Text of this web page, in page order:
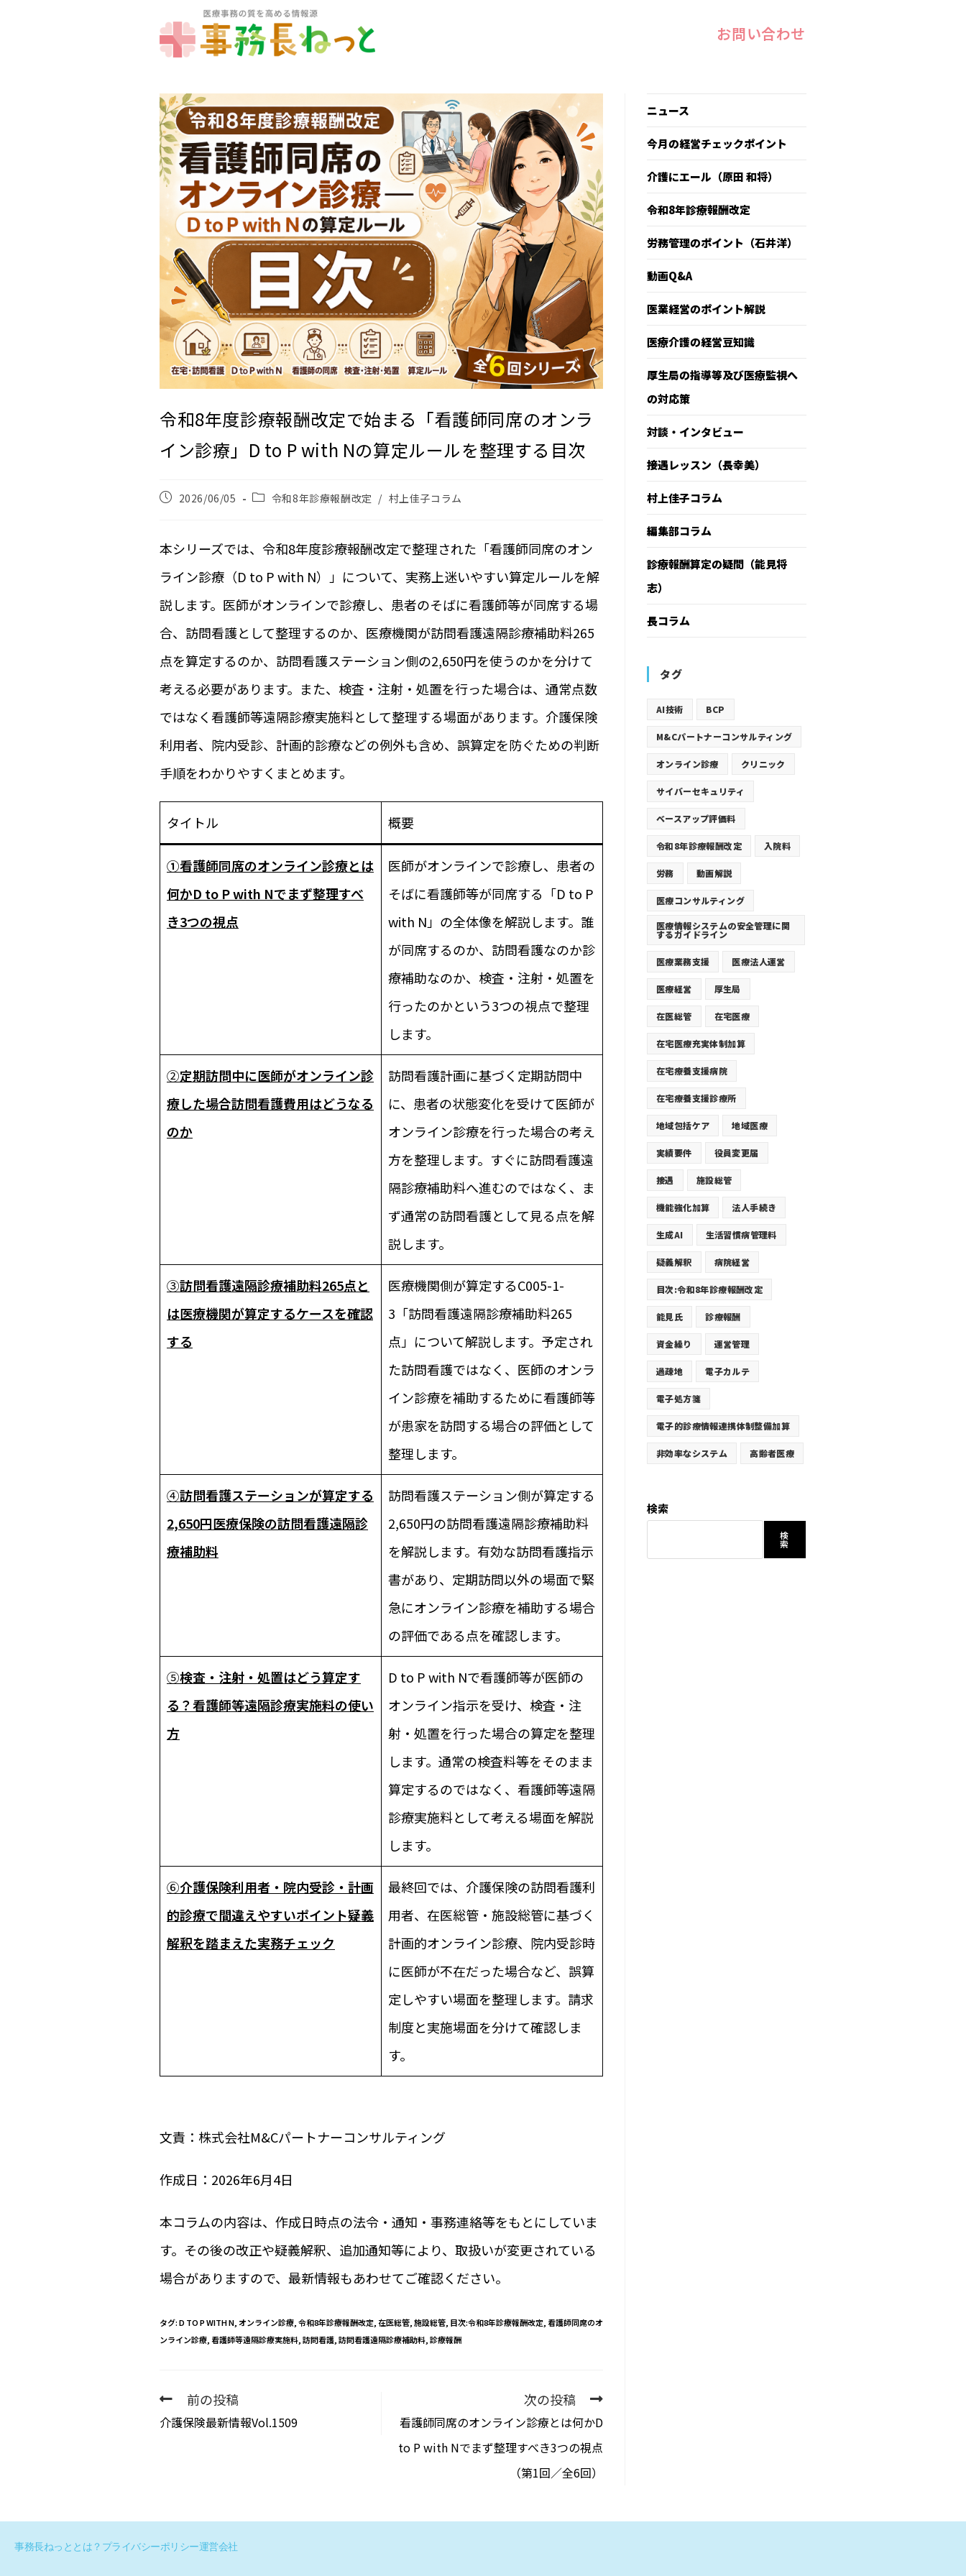
お問い合わせ
令和8年度診療報酬改定で始まる「看護師同席のオンラ
イン診療」――D to P with Nの算定ルールを整理する――目次
2026/06/05 令和8年診療報酬改定 / 村上佳子コラム
本シリーズでは、令和8年度診療報酬改定で整理された「看護師同席のオン
ライン診療（D to P with N）」について、実務上迷いやすい算定ルールを解
説します。医師がオンラインで診療し、患者のそばに看護師等が同席する場
合、訪問看護として整理するのか、医療機関が訪問看護遠隔診療補助料265
点を算定するのか、訪問看護ステーション側の2,650円を使うのかを分けて
考える必要があります。また、検査・注射・処置を行った場合は、通常点数
ではなく看護師等遠隔診療実施料として整理する場面があります。介護保険
利用者、院内受診、計画的診療などの例外も含め、誤算定を防ぐための判断
手順をわかりやすくまとめます。
タイトル 概要
①看護師同席のオンライン診療とは
何か――D to P with Nでまず整理すべ
き3つの視点
医師がオンラインで診療し、患者の
そばに看護師等が同席する「D to P
with N」の全体像を解説します。誰
が同席するのか、訪問看護なのか診
療補助なのか、検査・注射・処置を
行ったのかという3つの視点で整理
します。
②定期訪問中に医師がオンライン診
療した場合――訪問看護費用はどうなる
のか
訪問看護計画に基づく定期訪問中
に、患者の状態変化を受けて医師が
オンライン診療を行った場合の考え
方を整理します。すぐに訪問看護遠
隔診療補助料へ進むのではなく、ま
ず通常の訪問看護として見る点を解
説します。
③訪問看護遠隔診療補助料265点と
は――医療機関が算定するケースを確認
する
医療機関側が算定するC005-1-
3「訪問看護遠隔診療補助料265
点」について解説します。予定され
た訪問看護ではなく、医師のオンラ
イン診療を補助するために看護師等
が患家を訪問する場合の評価として
整理します。
④訪問看護ステーションが算定する
2,650円――医療保険の訪問看護遠隔診
療補助料
訪問看護ステーション側が算定する
2,650円の訪問看護遠隔診療補助料
を解説します。有効な訪問看護指示
書があり、定期訪問以外の場面で緊
急にオンライン診療を補助する場合
の評価である点を確認します。
⑤検査・注射・処置はどう算定す
る？――看護師等遠隔診療実施料の使い
方
D to P with Nで看護師等が医師の
オンライン指示を受け、検査・注
射・処置を行った場合の算定を整理
します。通常の検査料等をそのまま
算定するのではなく、看護師等遠隔
診療実施料として考える場面を解説
します。
⑥介護保険利用者・院内受診・計画
的診療で間違えやすいポイント――疑義
解釈を踏まえた実務チェック
最終回では、介護保険の訪問看護利
用者、在医総管・施設総管に基づく
計画的オンライン診療、院内受診時
に医師が不在だった場合など、誤算
定しやすい場面を整理します。請求
制度と実施場面を分けて確認しま
す。
文責：株式会社M&Cパートナーコンサルティング
作成日：2026年6月4日
本コラムの内容は、作成日時点の法令・通知・事務連絡等をもとにしていま
す。その後の改正や疑義解釈、追加通知等により、取扱いが変更されている
場合がありますので、最新情報もあわせてご確認ください。
タグ:D TO P WITH N,オンライン診療,令和8年診療報酬改定,在医総管,施設総管, 目次:令和8年診療報酬改定,看護師同席のオ
ンライン診療,看護師等遠隔診療実施料,訪問看護,訪問看護遠隔診療補助料,診療報酬
前の投稿
介護保険最新情報Vol.1509
次の投稿
看護師同席のオンライン診療とは何か――D
to P with Nでまず整理すべき3つの視点
（第1回／全6回）
ニュース
今月の経営チェックポイント
介護にエール（原田 和将）
令和8年診療報酬改定
労務管理のポイント（石井洋）
動画Q&A
医業経営のポイント解説
医療介護の経営豆知識
厚生局の指導等及び医療監視へ
の対応策
対談・インタビュー
接遇レッスン（長幸美）
村上佳子コラム
編集部コラム
診療報酬算定の疑問（能見将
志）
長コラム
タグ
AI技術 BCP
M&Cパートナーコンサルティング
オンライン診療 クリニック
サイバーセキュリティ
ベースアップ評価料
令和8年診療報酬改定 入院料
労務 動画解説
医療コンサルティング
医療情報システムの安全管理に関
するガイドライン
医療業務支援 医療法人運営
医療経営 厚生局
在医総管 在宅医療
在宅医療充実体制加算
在宅療養支援病院
在宅療養支援診療所
地域包括ケア 地域医療
実績要件 役員変更届
接遇 施設総管
機能強化加算 法人手続き
生成AI 生活習慣病管理料
疑義解釈 病院経営
目次:令和8年診療報酬改定
能見氏 診療報酬
資金繰り 運営管理
過疎地 電子カルテ
電子処方箋
電子的診療情報連携体制整備加算
非効率なシステム 高齢者医療
検索
検
索
事務長ねっととは？ プライバシーポリシー運営会社